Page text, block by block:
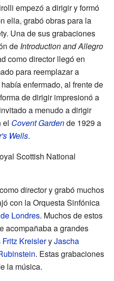
empezó a dirigir y formó
ella, grabó obras para la
Una de sus grabaciones
de Introduction and Allegro
como director llegó en
para reemplazar a
enfermado, al frente de
de dirigir impresionó a
a menudo a dirigir
el Covent Gardende 1929 a
Wells.
Scottish National
director y grabó muchos
con la Orquesta Sinfónica
Londres. Muchos de estos
acompañaba a grandes
Fritz KreisleryJascha
. Estas grabaciones
la música.